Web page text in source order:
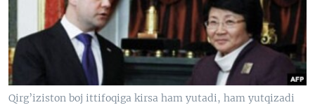
VIDEO
XABARLAR SURATLARDA
ODNOKLASSNIKI
TELEGRAM
SOUNDCLOUD
VOA
Qirg’iziston boj ittifoqiga kirsa ham yutadi, ham yutqizadi